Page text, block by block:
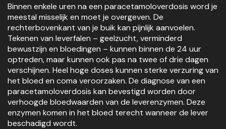
Binnen enkele uren na een paracetamoloverdosis word je
meestal misselijk en moet je overgeven. De
rechterbovenkant van je buik kan pijnlijk aanvoelen.
Tekenen van leverfalen – geelzucht, verminderd
bewustzijn en bloedingen – kunnen binnen de 24 uur
optreden, maar kunnen ook pas na twee of drie dagen
verschijnen. Heel hoge doses kunnen sterke verzuring van
het bloed en coma veroorzaken. De diagnose van een
paracetamoloverdosis kan bevestigd worden door
verhoogde bloedwaarden van de leverenzymen. Deze
enzymen komen in het bloed terecht wanneer de lever
beschadigd wordt.